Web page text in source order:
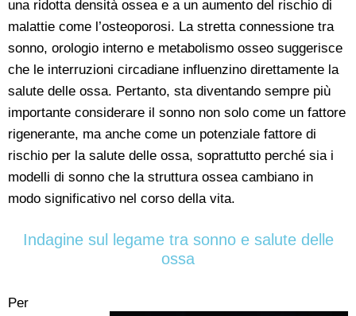
una ridotta densità ossea e a un aumento del rischio di
malattie come l’osteoporosi. La stretta connessione tra
sonno, orologio interno e metabolismo osseo suggerisce
che le interruzioni circadiane influenzino direttamente la
salute delle ossa. Pertanto, sta diventando sempre più
importante considerare il sonno non solo come un fattore
rigenerante, ma anche come un potenziale fattore di
rischio per la salute delle ossa, soprattutto perché sia i
modelli di sonno che la struttura ossea cambiano in
modo significativo nel corso della vita.
Indagine sul legame tra sonno e salute delle
ossa
Per